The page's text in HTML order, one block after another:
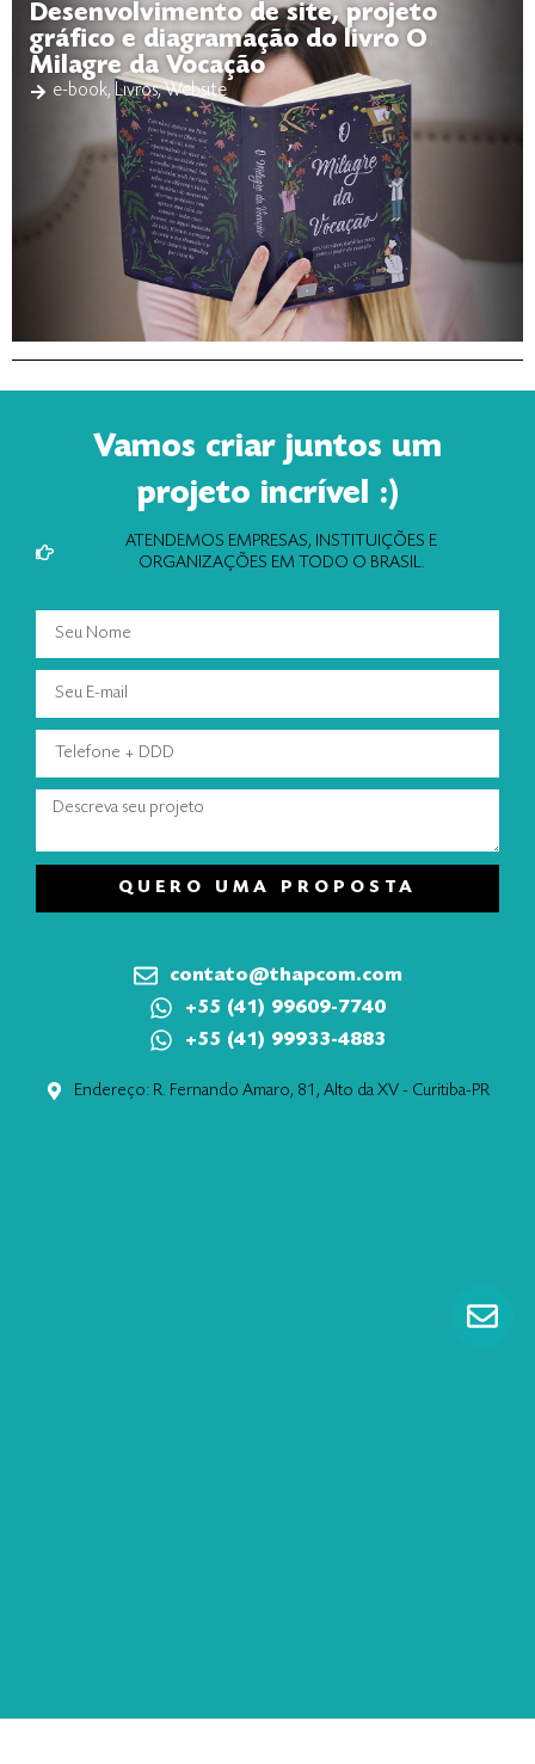
Desenvolvimento de site, projeto
gráfico e diagramação do livro O
Milagre da Vocação
e-book,Livros,Website
Vamos criar juntos um
projeto incrível :)
ATENDEMOS EMPRESAS, INSTITUIÇÕES E
ORGANIZAÇÕES EM TODO O BRASIL.
QUERO UMA PROPOSTA
contato@thapcom.com
+55 (41) 99609-7740
+55 (41) 99933-4883
Endereço: R. Fernando Amaro, 81, Alto da XV - Curitiba-PR